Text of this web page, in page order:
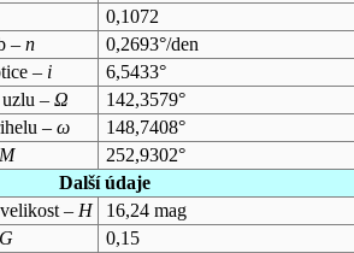
0,1072
– n
0,2693°/den
– i
6,5433°
– Ω
142,3579°
– ω
148,7408°
M
252,9302°
Další údaje
– H
16,24 mag
G
0,15